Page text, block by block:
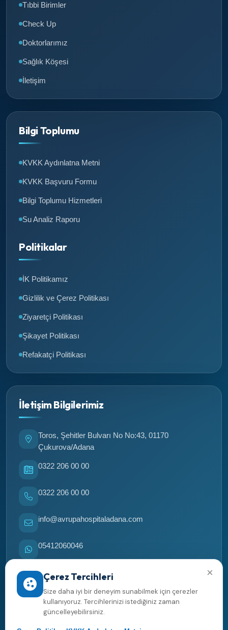
Tıbbi Birimler
Check Up
Doktorlarımız
Sağlık Köşesi
İletişim
Bilgi Toplumu
KVKK Aydınlatna Metni
KVKK Başvuru Formu
Bilgi Toplumu Hizmetleri
Su Analiz Raporu
Politikalar
İK Politikamız
Gizlilik ve Çerez Politikası
Ziyaretçi Politikası
Şikayet Politikası
Refakatçi Politikası
İletişim Bilgilerimiz
Toros, Şehitler Bulvarı No No:43, 01170
Çukurova/Adana
0322 206 00 00
0322 206 00 00
info@avrupahospitaladana.com
05412060046
05412060046
Yol tarifi al
×
Çerez Tercihleri
Size daha iyi bir deneyim sunabilmek için çerezler
kullanıyoruz. Tercihlerinizi istediğiniz zaman
güncelleyebilirsiniz.